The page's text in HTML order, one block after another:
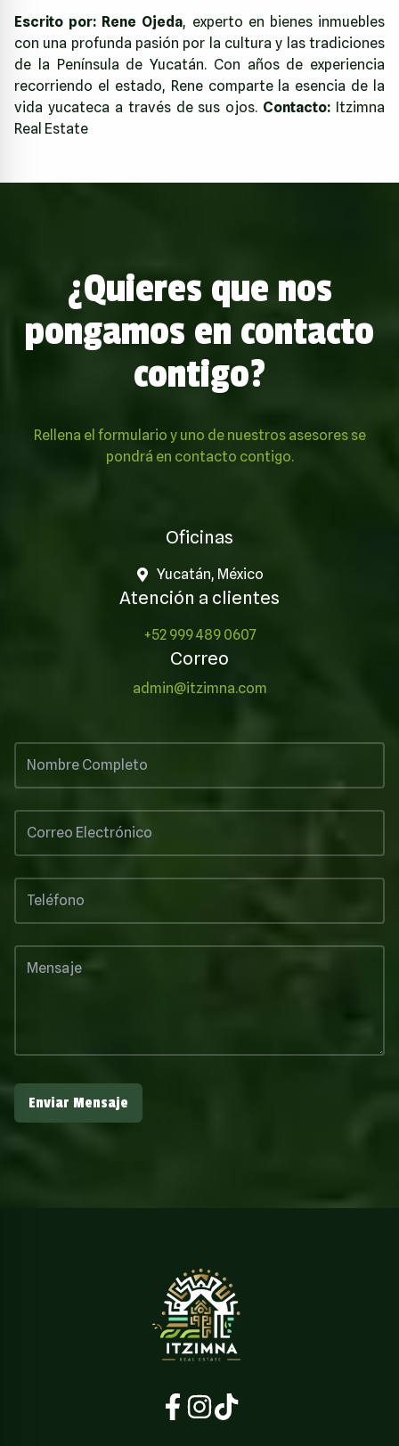
Escrito por: Rene Ojeda, experto en bienes inmuebles
con una profunda pasión por la cultura y las tradiciones
de la Península de Yucatán. Con años de experiencia
recorriendo el estado, Rene comparte la esencia de la
vida yucateca a través de sus ojos. Contacto: Itzimna
Real Estate
¿Quieres que nos
pongamos en contacto
contigo?
Rellena el formulario y uno de nuestros asesores se
pondrá en contacto contigo.
Oficinas
Yucatán, México
Atención a clientes
+52 999 489 0607
Correo
admin@itzimna.com
Enviar Mensaje